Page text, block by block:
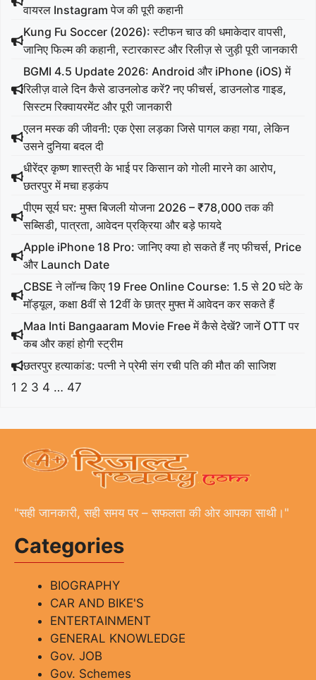
वायरल Instagram पेज की पूरी कहानी
Kung Fu Soccer (2026): स्टीफन चाउ की धमाकेदार वापसी,
जानिए फिल्म की कहानी, स्टारकास्ट और रिलीज़ से जुड़ी पूरी जानकारी
BGMI 4.5 Update 2026: Android और iPhone (iOS) में
रिलीज़ वाले दिन कैसे डाउनलोड करें? नए फीचर्स, डाउनलोड गाइड,
सिस्टम रिक्वायरमेंट और पूरी जानकारी
एलन मस्क की जीवनी: एक ऐसा लड़का जिसे पागल कहा गया, लेकिन
उसने दुनिया बदल दी
धीरेंद्र कृष्ण शास्त्री के भाई पर किसान को गोली मारने का आरोप,
छतरपुर में मचा हड़कंप
पीएम सूर्य घर: मुफ्त बिजली योजना 2026 – ₹78,000 तक की
सब्सिडी, पात्रता, आवेदन प्रक्रिया और बड़े फायदे
Apple iPhone 18 Pro: जानिए क्या हो सकते हैं नए फीचर्स, Price
और Launch Date
CBSE ने लॉन्च किए 19 Free Online Course: 1.5 से 20 घंटे के
मॉड्यूल, कक्षा 8वीं से 12वीं के छात्र मुफ्त में आवेदन कर सकते हैं
Maa Inti Bangaaram Movie Free में कैसे देखें? जानें OTT पर
कब और कहां होगी स्ट्रीम
छतरपुर हत्याकांड: पत्नी ने प्रेमी संग रची पति की मौत की साजिश
1 2 3 4 … 47
"सही जानकारी, सही समय पर – सफलता की ओर आपका साथी।"
Categories
BIOGRAPHY
CAR AND BIKE'S
ENTERTAINMENT
GENERAL KNOWLEDGE
Gov. JOB
Gov. Schemes